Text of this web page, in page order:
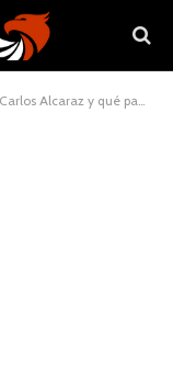
y qué papel juega en su carrera